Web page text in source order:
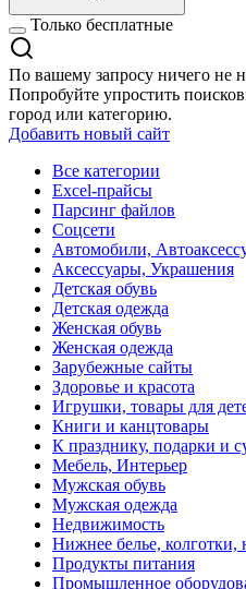
Только бесплатные
По вашему запросу ничего не
Попробуйте упростить
город или категорию.
Добавить новый сайт
Все категории
Excel-прайсы
Парсинг файлов
Соцсети
Автомобили,
Аксессуары, Украшения
Детская обувь
Детская одежда
Женская обувь
Женская одежда
Зарубежные сайты
Здоровье и красота
Игрушки, товары для
Книги и канцтовары
К празднику, подарки и
Мебель, Интерьер
Мужская обувь
Мужская одежда
Недвижимость
Нижнее белье, колготки,
Продукты питания
Промышленное